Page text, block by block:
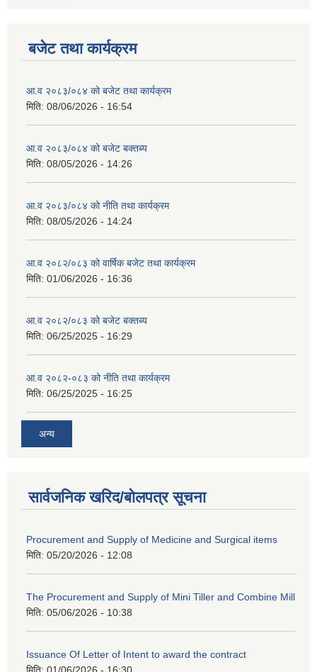
बजेट तथा कार्यक्रम
आ.व २०८३/०८४ को बजेट तथा कार्यक्रम
मिति: 08/06/2026 - 16:54
आ.व २०८३/०८४ को बजेट बक्तब्य
मिति: 08/05/2026 - 14:26
आ.व २०८३/०८४ को नीति तथा कार्यक्रम
मिति: 08/05/2026 - 14:24
आ.व २०८२/०८३ को वार्षिक बजेट तथा कार्यक्रम
मिति: 01/06/2026 - 16:36
आ.व २०८२/०८३ को बजेट बक्तब्य
मिति: 06/25/2025 - 16:29
आ.व २०८२-०८३ को नीति तथा कार्यक्रम
मिति: 06/25/2025 - 16:25
अन्य
सार्वजनिक खरिद/बोलपत्र सूचना
Procurement and Supply of Medicine and Surgical items
मिति: 05/20/2026 - 12:08
The Procurement and Supply of Mini Tiller and Combine Mill
मिति: 05/06/2026 - 10:38
Issuance Of Letter of Intent to award the contract
मिति: 01/06/2026 - 16:30